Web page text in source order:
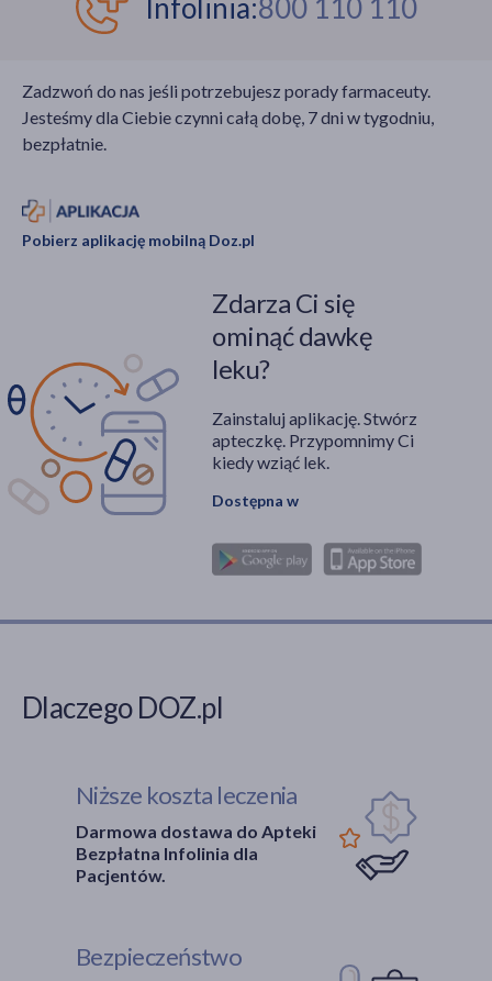
Infolinia:800 110 110
Zadzwoń do nas jeśli potrzebujesz porady farmaceuty.
Jesteśmy dla Ciebie czynni całą dobę, 7 dni w tygodniu,
bezpłatnie.
Pobierz aplikację mobilną Doz.pl
Zdarza Ci się
ominąć dawkę
leku?
Zainstaluj aplikację. Stwórz
apteczkę. Przypomnimy Ci
kiedy wziąć lek.
Dostępna w
Dlaczego DOZ.pl
Niższe koszta leczenia
Darmowa dostawa do Apteki
Bezpłatna Infolinia dla
Pacjentów.
Bezpieczeństwo